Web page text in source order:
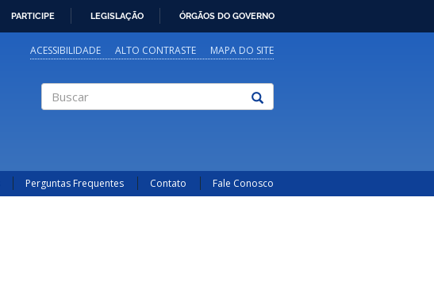
PARTICIPE LEGISLAÇÃO ÓRGÃOS DO GOVERNO
ACESSIBILIDADE ALTO CONTRASTE MAPA DO SITE
Perguntas Frequentes Contato Fale Conosco